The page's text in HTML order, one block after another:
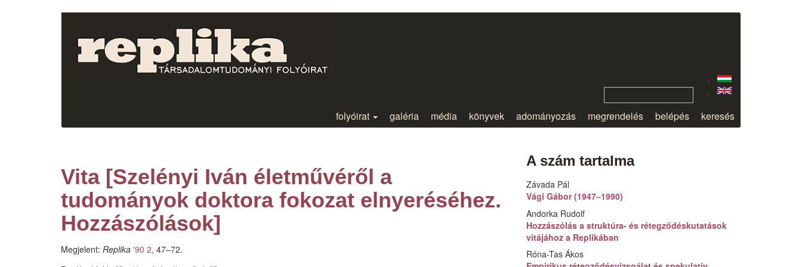
folyóirat galéria média könyvek adományozás megrendelés belépés keresés
Vita [Szelényi Iván életművéről a
tudományok doktora fokozat elnyeréséhez.
Hozzászólások]
Megjelent: Replika '90 2, 47–72.
A szám tartalma
Závada Pál
Vági Gábor (1947–1990)
Andorka Rudolf
Hozzászólás a struktúra- és rétegződéskutatások
vitájához a Replikában
Róna-Tas Ákos